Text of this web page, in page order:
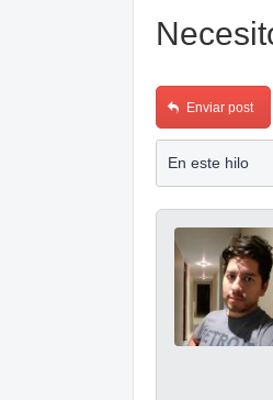
Enviar post